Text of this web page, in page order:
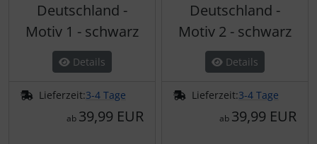
Deutschland -
Motiv 1 - schwarz
Details
Lieferzeit:3-4 Tage
ab 39,99 EUR
Deutschland -
Motiv 2 - schwarz
Details
Lieferzeit:3-4 Tage
ab 39,99 EUR